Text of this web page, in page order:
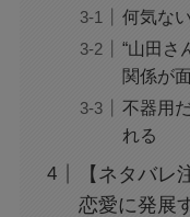
何気な
“山田さ
関係が
不器用
れる
【ネタバレ
恋愛に発展